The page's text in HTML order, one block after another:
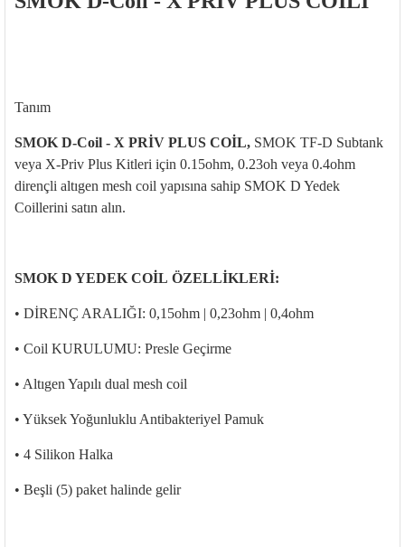
Tanım
SMOK D-Coil - X PRİV PLUS COİL, SMOK TF-D Subtank
veya X-Priv Plus Kitleri için 0.15ohm, 0.23oh veya 0.4ohm
dirençli altıgen mesh coil yapısına sahip SMOK D Yedek
Coillerini satın alın.
SMOK D YEDEK COİL ÖZELLİKLERİ:
• DİRENÇ ARALIĞI: 0,15ohm | 0,23ohm | 0,4ohm
• Coil KURULUMU: Presle Geçirme
• Altıgen Yapılı dual mesh coil
• Yüksek Yoğunluklu Antibakteriyel Pamuk
• 4 Silikon Halka
• Beşli (5) paket halinde gelir